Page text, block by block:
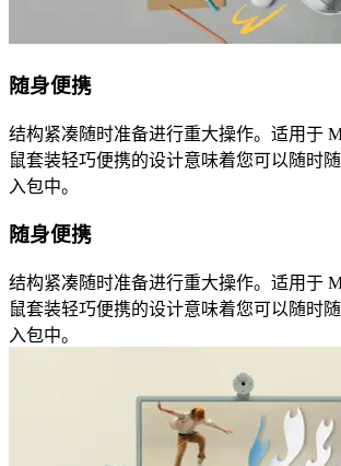
随身便携
结构紧凑随时准备进行重大操作。适用于
鼠套装轻巧便携的设计意味着您可以随时
入包中。
随身便携
结构紧凑随时准备进行重大操作。适用于
鼠套装轻巧便携的设计意味着您可以随时
入包中。